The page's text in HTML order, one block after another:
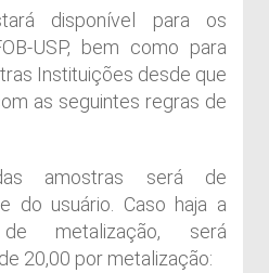
disponível para os
USP, bem como para
Instituições desde que
as seguintes regras de
amostras será de
do usuário. Caso haja a
de metalização, será
20,00 por metalização: